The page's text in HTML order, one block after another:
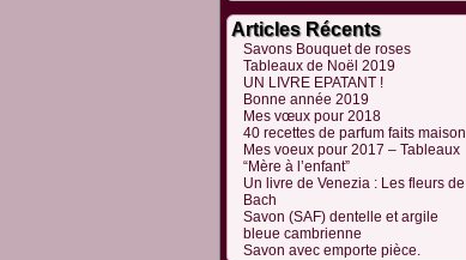
Articles Récents
Savons Bouquet de roses
Tableaux de Noël 2019
UN LIVRE EPATANT !
Bonne année 2019
Mes vœux pour 2018
40 recettes de parfum faits maison
Mes voeux pour 2017 – Tableaux
“Mère à l’enfant”
Un livre de Venezia : Les fleurs de
Bach
Savon (SAF) dentelle et argile
bleue cambrienne
Savon avec emporte pièce.